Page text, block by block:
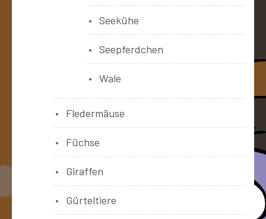
Seekühe
Seepferdchen
Wale
Fledermäuse
Füchse
Giraffen
Gürteltiere